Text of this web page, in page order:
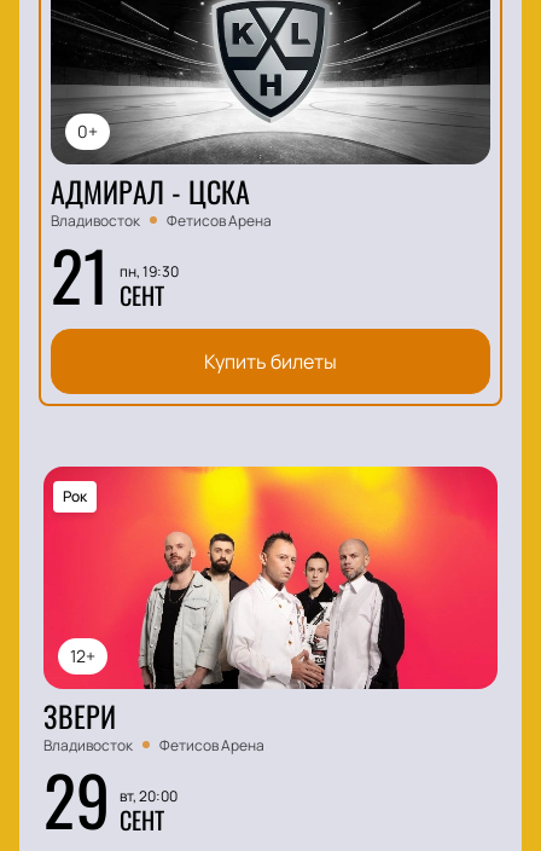
0+
АДМИРАЛ - ЦСКА
Владивосток Фетисов Арена
21 пн, 19:30
СЕНТ
Купить билеты
12+
Рок
ЗВЕРИ
Владивосток Фетисов Арена
29 вт, 20:00
СЕНТ